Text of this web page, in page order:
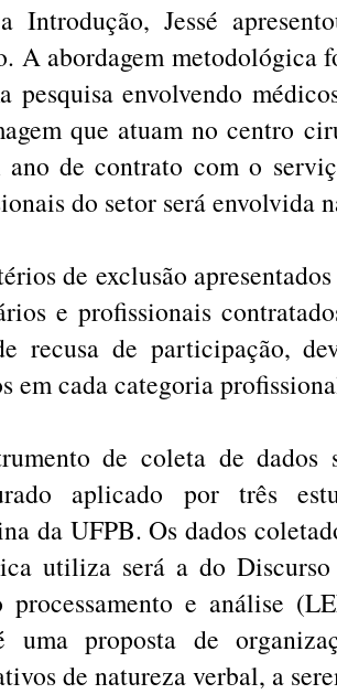
Introdução, Jessé
A abordagem metodológica
pesquisa envolvendo
que atuam no centro
ano de contrato com o
do setor será envolvida
de exclusão
e profissionais
recusa de participação,
em cada categoria
de coleta de dados
aplicado por três
da UFPB. Os dados
utiliza será a do
processamento e análise
uma proposta de
de natureza verbal, a